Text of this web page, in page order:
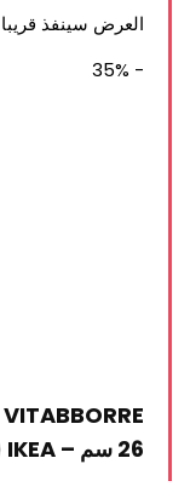
العرض سينفذ قريبا
- 35%
26 سم – IKEA (ايكيا)